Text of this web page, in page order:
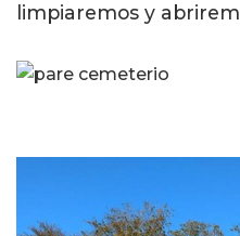
limpiaremos y